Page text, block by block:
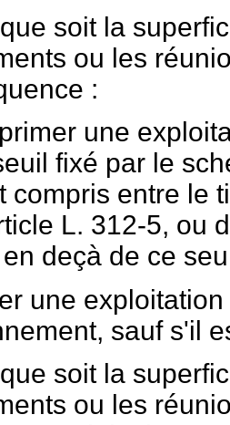
soit la
ou les
:
une
fixé par le
compris entre le
L. 312-5, ou
deçà de ce
une
sauf s'il
soit la
ou les